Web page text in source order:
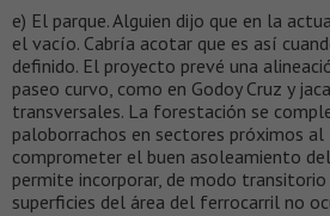
e) El parque. Alguien dijo que en la
el vacío. Cabría acotar que es así
definido. El proyecto prevé una
paseo curvo, como en Godoy Cruz y
transversales. La forestación se
paloborrachos en sectores próximos
comprometer el buen asoleamiento
permite incorporar, de modo
superficies del área del ferrocarril no